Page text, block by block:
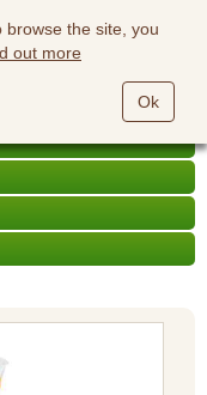
browse the site, you
out more
Ok